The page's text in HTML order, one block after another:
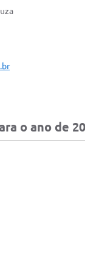
o ano de